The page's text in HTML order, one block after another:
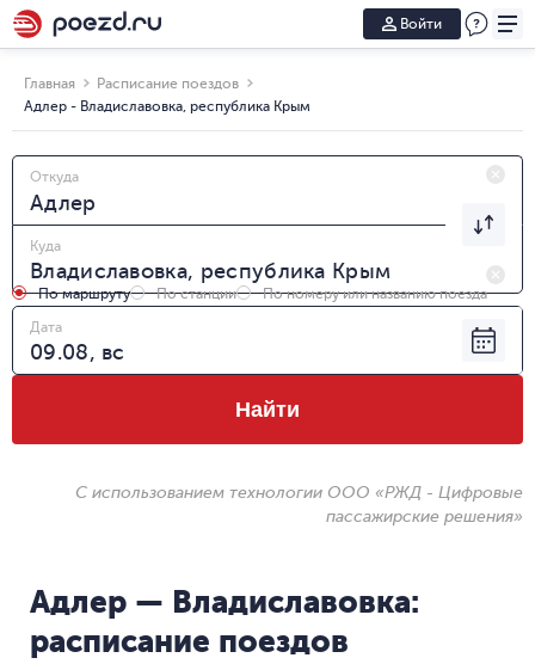
Войти
Главная
Расписание поездов
Адлер - Владиславовка, республика Крым
Откуда
Куда
По маршруту По станции
По номеру или названию поезда
Дата
Найти
С использованием технологии ООО «РЖД - Цифровые
пассажирские решения»
Адлер — Владиславовка:
расписание поездов